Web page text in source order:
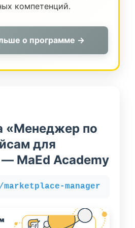
компетенций.
о программе →
«Менеджер по
для
MaEd Academy
manager